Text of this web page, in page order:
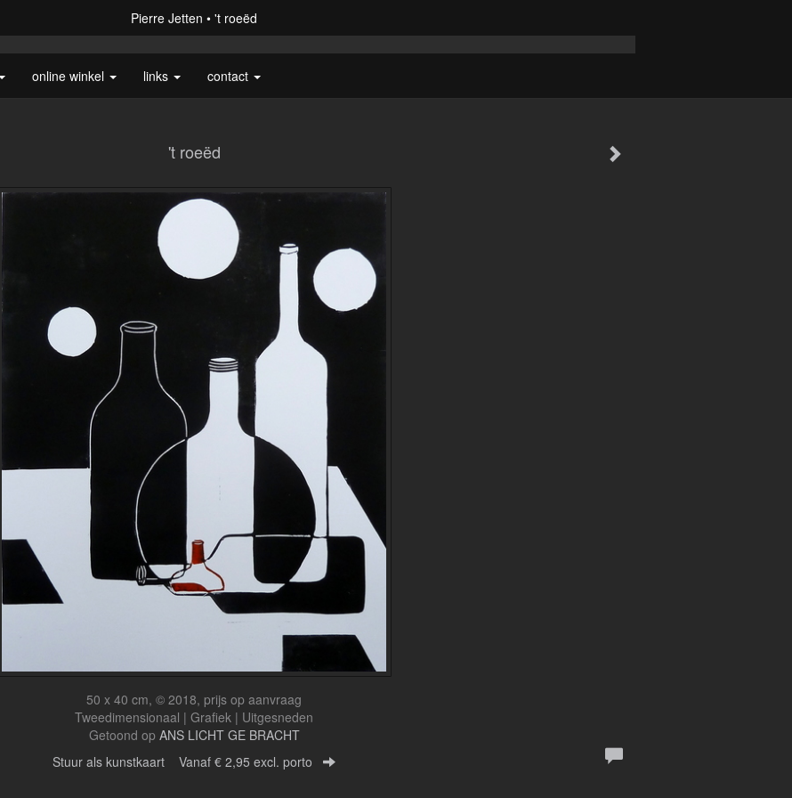
Pierre Jetten 't roeëd
online winkel links contact
't roeëd
50 x 40 cm, © 2018, prijs op aanvraag
Tweedimensionaal | Grafiek | Uitgesneden
Getoond op ANS LICHT GE BRACHT
Stuur als kunstkaart Vanaf € 2,95 excl. porto